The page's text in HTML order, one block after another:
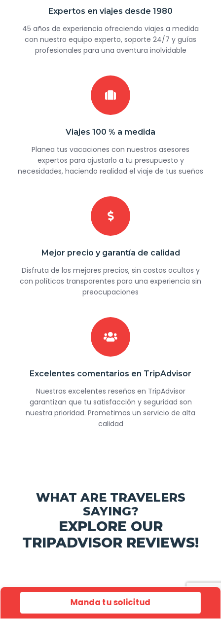
Expertos en viajes desde 1980
45 años de experiencia ofreciendo viajes a medida
con nuestro equipo experto, soporte 24/7 y guías
profesionales para una aventura inolvidable
Viajes 100 % a medida
Planea tus vacaciones con nuestros asesores
expertos para ajustarlo a tu presupuesto y
necesidades, haciendo realidad el viaje de tus sueños
Mejor precio y garantía de calidad
Disfruta de los mejores precios, sin costos ocultos y
con políticas transparentes para una experiencia sin
preocupaciones
Excelentes comentarios en TripAdvisor
Nuestras excelentes reseñas en TripAdvisor
garantizan que tu satisfacción y seguridad son
nuestra prioridad. Prometimos un servicio de alta
calidad
WHAT ARE TRAVELERS
SAYING?
EXPLORE OUR
TRIPADVISOR REVIEWS!
Manda tu solicitud
NUESTROS SOCIOS